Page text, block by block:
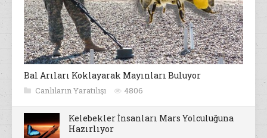
Bal Arıları Koklayarak Mayınları Buluyor
Canlıların Yaratılışı 4806
Kelebekler İnsanları Mars Yolculuğuna
Hazırlıyor